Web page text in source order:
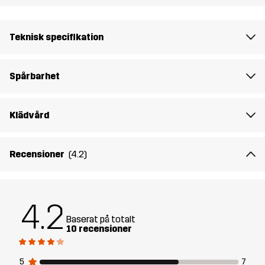
Material 1 100% Polyamid (Återvunnen)
Artikelnummer
Teknisk specifikation
Spårbarhet
Klädvård
Recensioner (4.2)
4.2 Baserat på totalt
10 recensioner
5 7